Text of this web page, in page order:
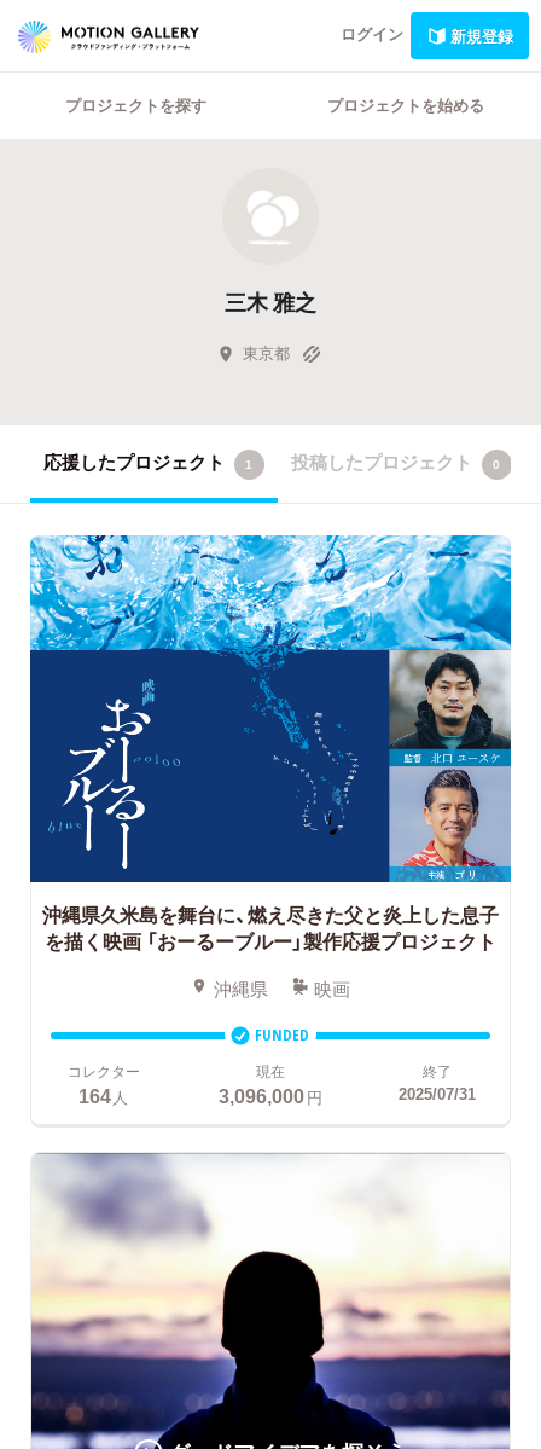
ログイン 新規登録
プロジェクトを探す プロジェクトを始める
三木 雅之
東京都
応援したプロジェクト 1 投稿したプロジェクト 0
沖縄県久米島を舞台に、燃え尽きた父と炎上した息子
を描く映画 「おーるーブルー」製作応援プロジェクト
沖縄県 映画
FUNDED
コレクター
164 人
現在
3,096,000円
終了
2025/07/31